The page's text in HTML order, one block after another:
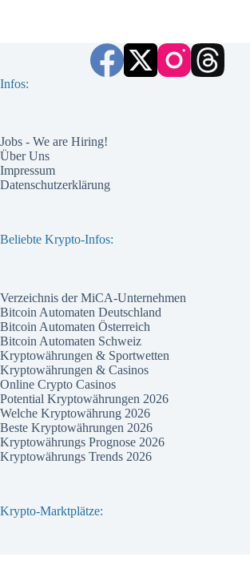
Infos:
Jobs - We are Hiring!
Über Uns
Impressum
Datenschutzerklärung
Beliebte Krypto-Infos:
Verzeichnis der MiCA-Unternehmen
Bitcoin Automaten Deutschland
Bitcoin Automaten Österreich
Bitcoin Automaten Schweiz
Kryptowährungen & Sportwetten
Kryptowährungen & Casinos
Online Crypto Casinos
Potential Kryptowährungen 2026
Welche Kryptowährung 2026
Beste Kryptowährungen 2026
Kryptowährungs Prognose 2026
Kryptowährungs Trends 2026
Krypto-Marktplätze: